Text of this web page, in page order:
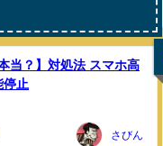
当？】対処法 スマホ高
停止
さびん